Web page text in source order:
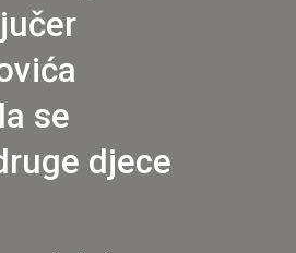
se
djece